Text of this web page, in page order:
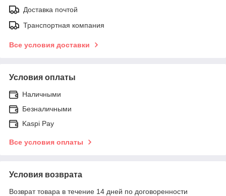
Доставка почтой
Транспортная компания
Все условия доставки
Условия оплаты
Наличными
Безналичными
Kaspi Pay
Все условия оплаты
Условия возврата
Возврат товара в течение 14 дней по договоренности